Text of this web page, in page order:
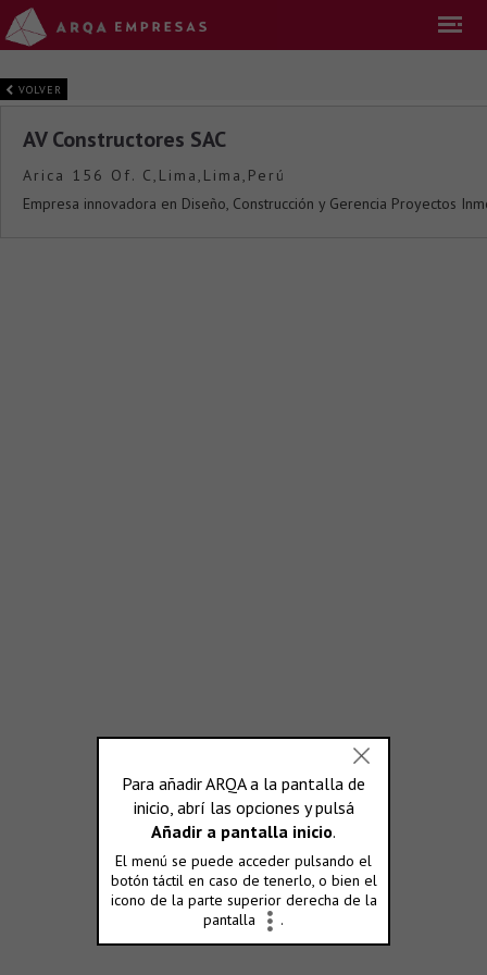
VOLVER
AV Constructores SAC
Arica 156 Of. C,Lima,Lima,Perú
Empresa innovadora en Diseño, Construcción y Gerencia Proyectos